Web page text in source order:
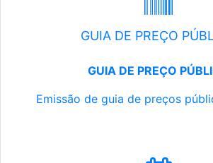
GUIA DE PREÇO
GUIA DE PREÇO
Emissão de guia de preços